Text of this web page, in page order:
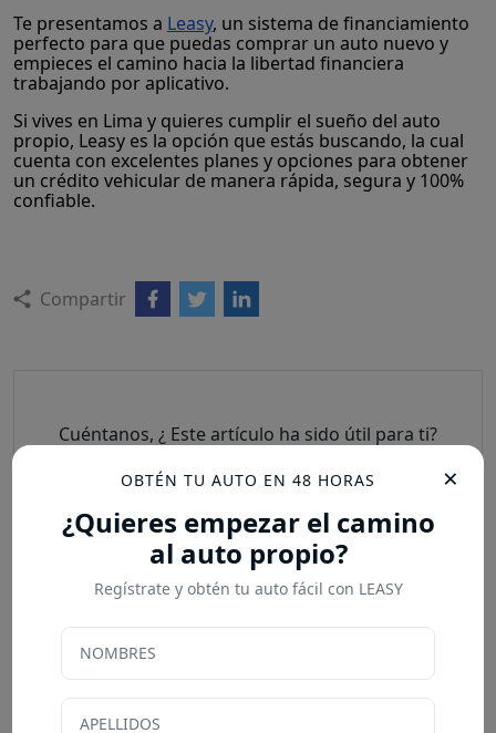
Te presentamos a Leasy, un sistema de financiamiento
perfecto para que puedas comprar un auto nuevo y
empieces el camino hacia la libertad financiera
trabajando por aplicativo.
Si vives en Lima y quieres cumplir el sueño del auto
propio, Leasy es la opción que estás buscando, la cual
cuenta con excelentes planes y opciones para obtener
un crédito vehicular de manera rápida, segura y 100%
confiable.
Compartir
Cuéntanos, ¿ Este artículo ha sido útil para ti?
☆
☆
☆
☆
☆
POST ANTERIOR
Descubre el Toyota Rush y sus principales
características
×
OBTÉN TU AUTO EN 48 HORAS
¿Quieres empezar el camino
al auto propio?
Regístrate y obtén tu auto fácil con LEASY